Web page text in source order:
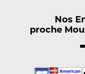
Nos
proche